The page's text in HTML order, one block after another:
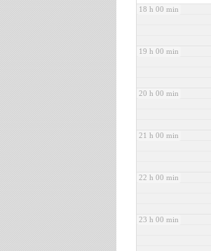
18 h 00 min
19 h 00 min
20 h 00 min
21 h 00 min
22 h 00 min
23 h 00 min